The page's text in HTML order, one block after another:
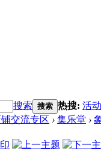
搜索 搜索 热搜: 活动
交流专区 › 集乐堂 ›